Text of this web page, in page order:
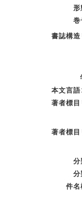
形
巻
書誌構造
本文言語
著者標目
著者標目
分
分
件名